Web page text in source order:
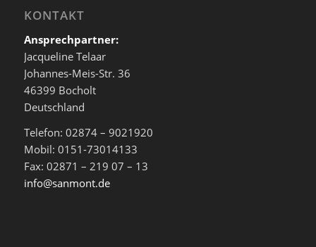
KONTAKT
Ansprechpartner:
Jacqueline Telaar
Johannes-Meis-Str. 36
46399 Bocholt
Deutschland
Telefon: 02874 – 9021920
Mobil: 0151-73014133
Fax: 02871 – 219 07 – 13
info@sanmont.de